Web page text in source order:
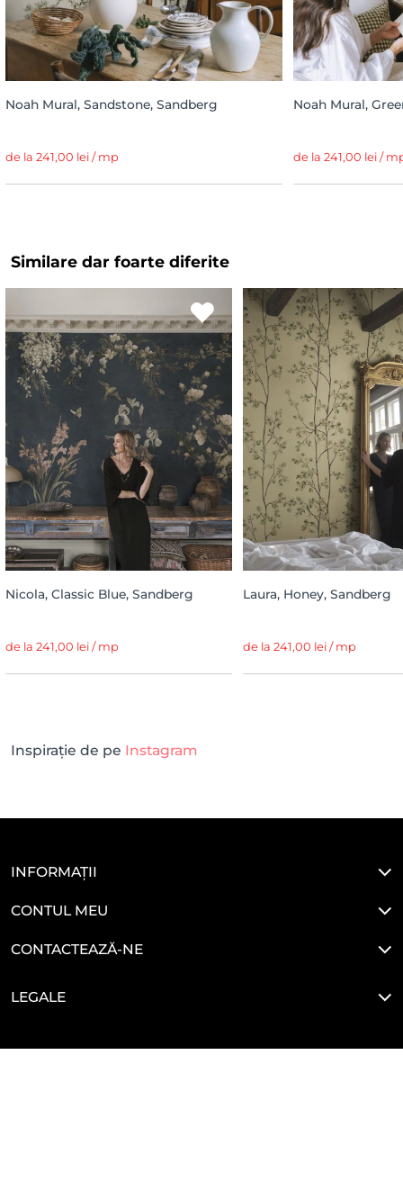
Noah Mural, Sandstone, Sandberg
de la 241,00 lei / mp
Noah Mural,
de la 241,00 lei /
Similare dar foarte diferite
Nicola, Classic Blue, Sandberg
de la 241,00 lei / mp
Laura, Honey, Sandberg
de la 241,00 lei / mp
Inspirație de pe Instagram
INFORMAȚII
CONTUL MEU
CONTACTEAZĂ-NE
LEGALE